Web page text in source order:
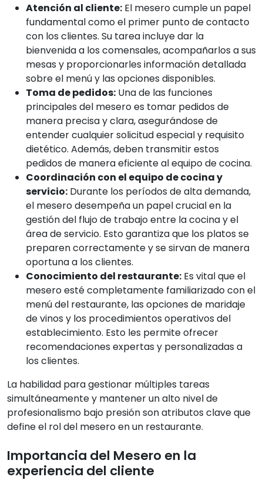
Atención al cliente: El mesero cumple un papel
fundamental como el primer punto de contacto
con los clientes. Su tarea incluye dar la
bienvenida a los comensales, acompañarlos a sus
mesas y proporcionarles información detallada
sobre el menú y las opciones disponibles.
Toma de pedidos: Una de las funciones
principales del mesero es tomar pedidos de
manera precisa y clara, asegurándose de
entender cualquier solicitud especial y requisito
dietético. Además, deben transmitir estos
pedidos de manera eficiente al equipo de cocina.
Coordinación con el equipo de cocina y
servicio: Durante los períodos de alta demanda,
el mesero desempeña un papel crucial en la
gestión del flujo de trabajo entre la cocina y el
área de servicio. Esto garantiza que los platos se
preparen correctamente y se sirvan de manera
oportuna a los clientes.
Conocimiento del restaurante: Es vital que el
mesero esté completamente familiarizado con el
menú del restaurante, las opciones de maridaje
de vinos y los procedimientos operativos del
establecimiento. Esto les permite ofrecer
recomendaciones expertas y personalizadas a
los clientes.
La habilidad para gestionar múltiples tareas
simultáneamente y mantener un alto nivel de
profesionalismo bajo presión son atributos clave que
define el rol del mesero en un restaurante.
Importancia del Mesero en la
experiencia del cliente